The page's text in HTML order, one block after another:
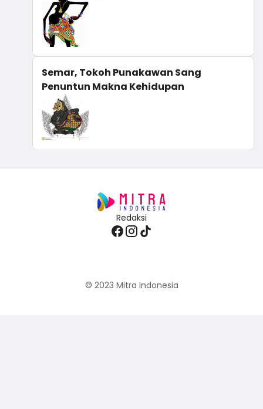
Semar, Tokoh Punakawan Sang
Penuntun Makna Kehidupan
Redaksi
© 2023 Mitra Indonesia